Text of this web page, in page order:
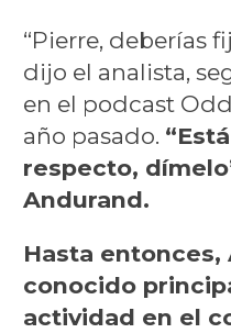
“Pierre, deberías
dijo el analista,
en el podcast
año pasado.
respecto,
Andurand.
Hasta entonces,
conocido
actividad en el